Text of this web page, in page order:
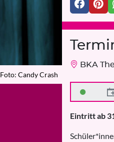
Foto: Candy Crash
BKA
Eintritt ab